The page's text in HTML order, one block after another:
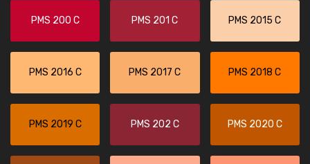
PMS 200 C PMS 201 C PMS 2015 C
PMS 2016 C PMS 2017 C PMS 2018 C
PMS 2019 C PMS 202 C PMS 2020 C